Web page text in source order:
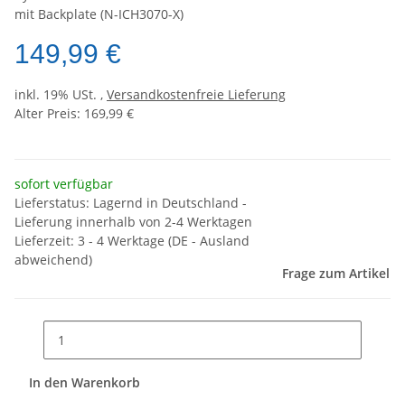
mit Backplate (N-ICH3070-X)
149,99 €
inkl. 19% USt. , Versandkostenfreie Lieferung
Alter Preis: 169,99 €
sofort verfügbar
Lieferstatus: Lagernd in Deutschland -
Lieferung innerhalb von 2-4 Werktagen
Lieferzeit: 3 - 4 Werktage (DE - Ausland
abweichend)
Frage zum Artikel
In den Warenkorb